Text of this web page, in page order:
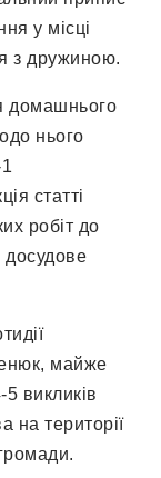
у місці
з дружиною.
домашнього
нього
статті
робіт до
досудове
майже
викликів
на території